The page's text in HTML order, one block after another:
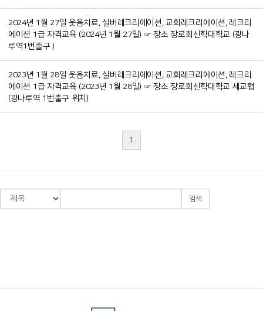
2024년 1월 27일 웃음치료, 실버레크리에이션, 교회레크리에이션, 레크리
에이션 1급 자격교육 (2024년 1월 27일) ☞ 장소 장로회신학대학교 (광나
루역1번출구 )
2023년 1월 28일 웃음치료, 실버레크리에이션, 교회레크리에이션, 레크리
에이션 1급 자격교육 (2023년 1월 28일) ☞ 장소 장로회신학대학교 세교협
(광나루역 1번출구 위치)
1
검색